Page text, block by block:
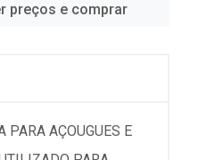
preços e comprar
PARA AÇOUGUES E